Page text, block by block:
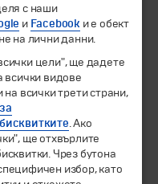
права запазени.
Я
с наши
и Facebook и е обект
на лични данни.
цели", ще дадете
всички видове
всички трети страни,
. Ако
ще отхвърлите
Чрез бутона
избор, като